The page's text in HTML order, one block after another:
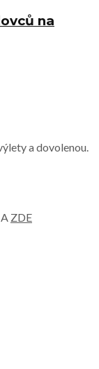
na
a dovolenou.
ZDE